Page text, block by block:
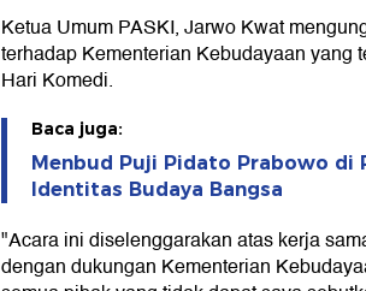
Ketua Umum PASKI, Jarwo Kwat
terhadap Kementerian Kebudayaan yang
Hari Komedi.
Baca juga:
Menbud Puji Pidato Prabowo di
Identitas Budaya Bangsa
"Acara ini diselenggarakan atas kerja
dengan dukungan Kementerian